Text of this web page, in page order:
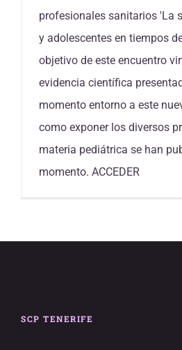
profesionales sanitarios 'La
y adolescentes en tiempos
objetivo de este encuentro
evidencia científica
momento entorno a este
como exponer los diversos
materia pediátrica se han
momento. ACCEDER
SCP TENERIFE